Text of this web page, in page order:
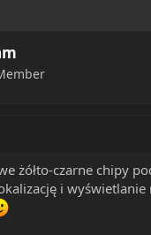
żółto-czarne chipy
i wyświetlanie